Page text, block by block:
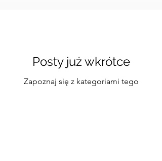
Posty już wkrótce
Zapoznaj się z kategoriami tego